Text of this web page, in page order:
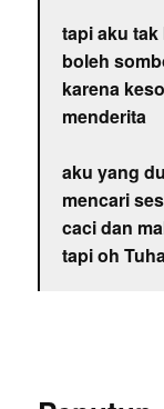
tapi aku
boleh
karena
menderita
aku yang
mencari
caci dan
tapi oh